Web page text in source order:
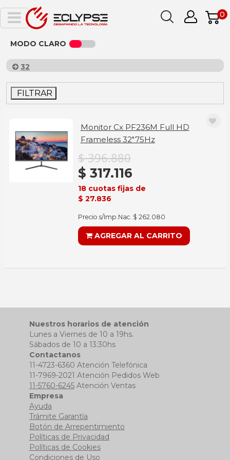
0
MODO CLARO
32
FILTRAR
Monitor Cx PF236M Full HD
Frameless 32"75Hz
$ 396.880
$ 317.116
18 cuotas fijas de
$ 27.836
Precio s/Imp.Nac. $ 262.080
AGREGAR AL CARRITO
Nuestros horarios de atención
Lunes a Viernes de 10 a 19hs.
Sábados de 10 a 13:30hs
Contactanos
11-4723-6360 Atención Telefónica
11-7969-2021 Atención Pedidos Web
11-5760-6245Atención Ventas
Empresa
Ayuda
Trámite Garantía
Botón de Arrepentimiento
Políticas de Privacidad
Políticas de Cookies
Condiciones de Uso